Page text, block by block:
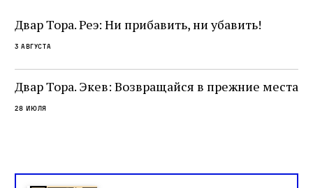
не просто покровитель переводчиков,
окружённый книгами. Перед нами человек,
одно решение которого вызвало возмущение
целой общины и стало частью многовекового
спора о том, кому принадлежит последнее
слово в переводе Библии
Двар Тора. Реэ: Ни прибавить, ни убавить!
3 августа
Двар Тора. Экев: Возвращайся в прежние места
28 июля